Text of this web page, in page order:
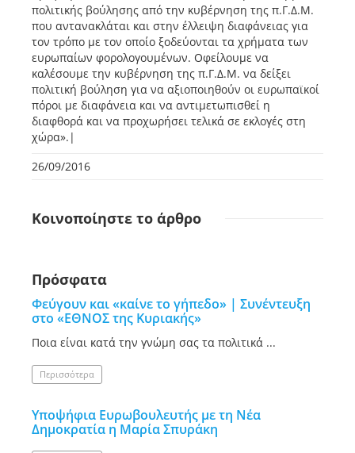
πολιτικής βούλησης από την κυβέρνηση της π.Γ.Δ.Μ.
που αντανακλάται και στην έλλειψη διαφάνειας για
τον τρόπο με τον οποίο ξοδεύονται τα χρήματα των
ευρωπαίων φορολογουμένων. Οφείλουμε να
καλέσουμε την κυβέρνηση της π.Γ.Δ.Μ. να δείξει
πολιτική βούληση για να αξιοποιηθούν οι ευρωπαϊκοί
πόροι με διαφάνεια και να αντιμετωπισθεί η
διαφθορά και να προχωρήσει τελικά σε εκλογές στη
χώρα».|
26/09/2016
Κοινοποίηστε το άρθρο
Πρόσφατα
Φεύγουν και «καίνε το γήπεδο» | Συνέντευξη
στο «ΕΘΝΟΣ της Κυριακής»
Ποια είναι κατά την γνώμη σας τα πολιτικά ...
Περισσότερα
Υποψήφια Ευρωβουλευτής με τη Νέα
Δημοκρατία η Μαρία Σπυράκη